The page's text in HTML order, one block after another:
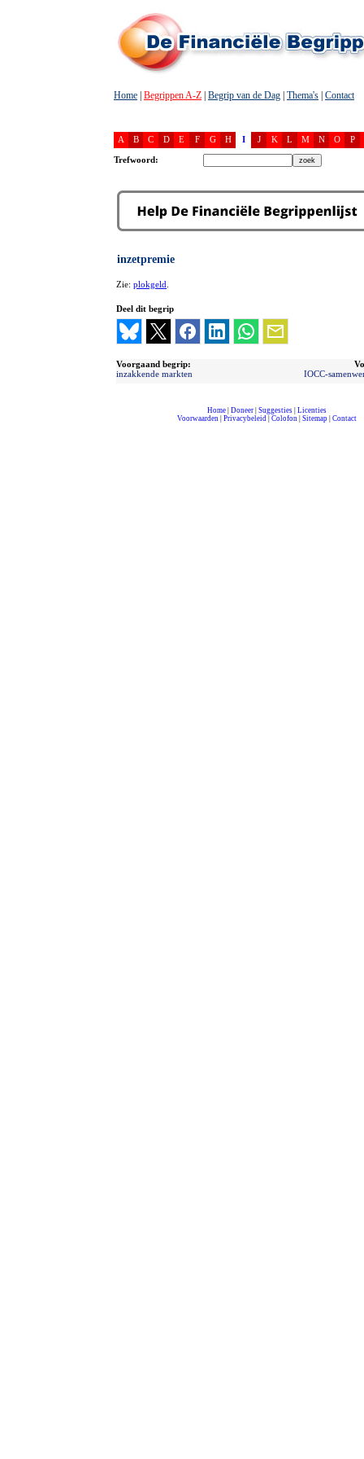
Home Begrippen A-Z Begrip van de Dag Thema's Contact
A B C D E F G H I J K L M N O P
Trefwoord:
inzetpremie
Zie: plokgeld
Deel dit begrip
Voorgaand begrip:
inzakkende markten
IOCC-
Home| Doneer| Suggesties| Licenties
Voorwaarden| Privacybeleid| Colofon| Sitemap| Contact